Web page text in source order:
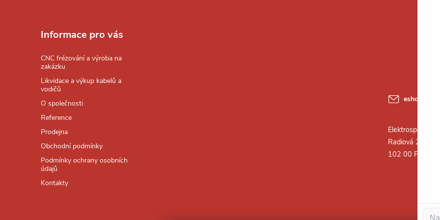
Informace pro vás
CNC frézování a výroba na
zakázku
Likvidace a výkup kabelů a
vodičů
O společnosti
Reference
Prodejna
Obchodní podmínky
Podmínky ochrany osobních
údajů
Kontakty
eshop